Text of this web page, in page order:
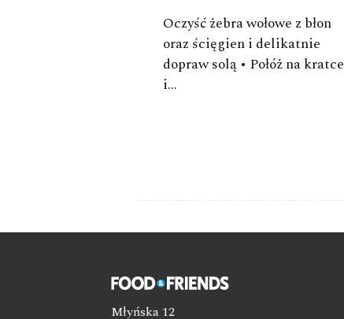
Oczyść żebra wołowe z błon
oraz ścięgien i delikatnie
dopraw solą • Połóż na kratce
i…
Młyńska 12